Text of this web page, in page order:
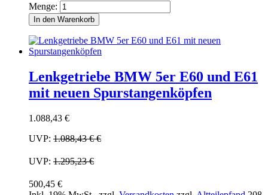
Menge:
In den Warenkorb
Lenkgetriebe BMW 5er E60 und E61
mit neuen Spurstangenköpfen
1.088,43 €
UVP: 1.088,43 €€
UVP: 1.295,23 €
500,45 €